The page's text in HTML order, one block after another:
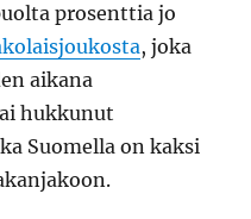
prosenttia jo
, joka
aikana
hukkunut
Suomella on kaksi